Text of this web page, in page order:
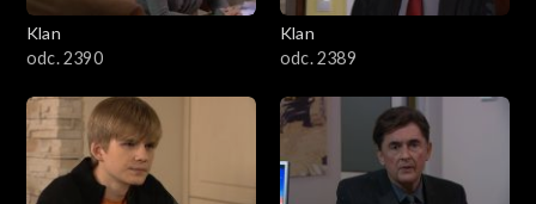
2701–2800
2501–2600
2401–2500
Klan
odc. 2390
Klan
odc. 2389